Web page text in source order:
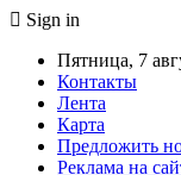
Sign in
Пятница, 7
Контакты
Лента
Карта
Предложить
Реклама на